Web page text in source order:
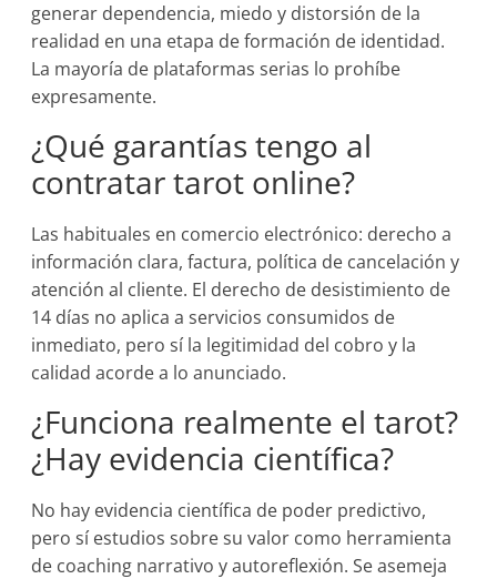
generar dependencia, miedo y distorsión de la
realidad en una etapa de formación de identidad.
La mayoría de plataformas serias lo prohíbe
expresamente.
¿Qué garantías tengo al
contratar tarot online?
Las habituales en comercio electrónico: derecho a
información clara, factura, política de cancelación y
atención al cliente. El derecho de desistimiento de
14 días no aplica a servicios consumidos de
inmediato, pero sí la legitimidad del cobro y la
calidad acorde a lo anunciado.
¿Funciona realmente el tarot?
¿Hay evidencia científica?
No hay evidencia científica de poder predictivo,
pero sí estudios sobre su valor como herramienta
de coaching narrativo y autoreflexión. Se asemeja